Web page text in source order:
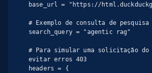
base_url = "https://
# Exemplo de consulta de pesquisa
search_query = "agentic rag"
# Para simular uma solicitação do
evitar erros 403
headers = {